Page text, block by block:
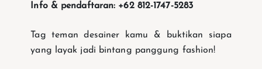
Info & pendaftaran: +62 812-1747-5283
Tag teman desainer kamu & buktikan siapa
yang layak jadi bintang panggung fashion!